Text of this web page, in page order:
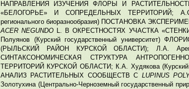
НАПРАВЛЕНИЯ ИЗУЧЕНИЯ ФЛОРЫ И
«БЕЛОГОРЬЕ» И СОПРЕДЕЛЬНЫХ ТЕРРИТОРИЙ; А.С.
регионального биоразнообразия) ПОСТАНОВКА
ACER NEGUNDO L. В ОКРЕСТНОСТЯХ УЧАСТКА
Полуянов (Курский государственный университет)
(РЫЛЬСКИЙ РАЙОН КУРСКОЙ ОБЛАСТИ); Л.А.
СИНТАКСОНОМИЧЕСКАЯ СТРУКТУРА
ТЕРРИТОРИЙ КУРСКОЙ ОБЛАСТИ; К.А. Худякова (Курский
АНАЛИЗ РАСТИТЕЛЬНЫХ СООБЩЕСТВ С LUPINUS
Золотухина (Центрально-Черноземный государственный